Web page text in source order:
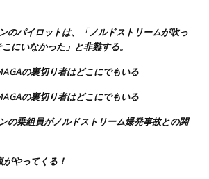
のパイロットは、「ノルドストリームが吹っ
にいなかった」と非難する。
の裏切り者はどこにでもいる
の裏切り者はどこにでもいる
の乗組員がノルドストリーム爆発事故との関
がやってくる！